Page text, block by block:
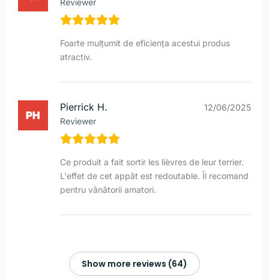
Foarte mulțumit de eficiența acestui produs
atractiv.
Pierrick H.
Reviewer
12/06/2025
Ce produit a fait sortir les lièvres de leur terrier.
L'effet de cet appât est redoutable. Îl recomand
pentru vânătorii amatori.
Show more reviews (64)